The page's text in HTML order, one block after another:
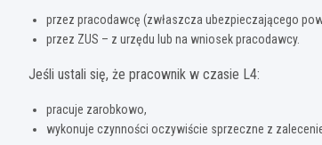
przez pracodawcę (zwłaszcza ubezpieczającego
przez ZUS – z urzędu lub na wniosek pracodawcy.
Jeśli ustali się, że pracownik w czasie L4:
pracuje zarobkowo,
wykonuje czynności oczywiście sprzeczne z